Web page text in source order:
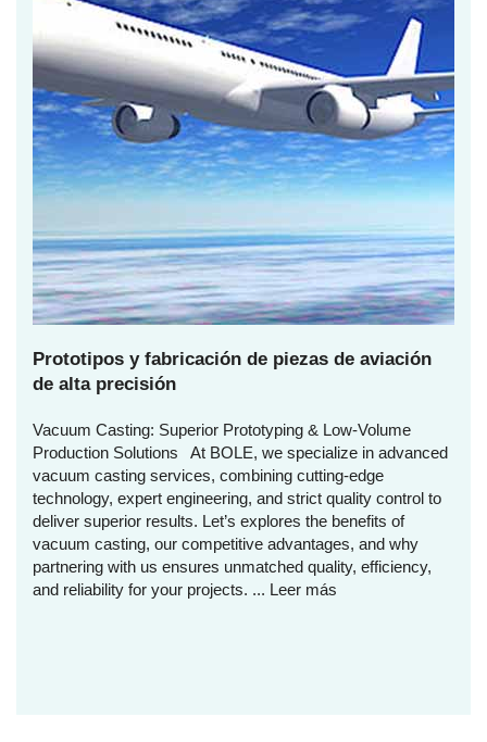
Prototipos y fabricación de piezas de aviación
de alta precisión
Vacuum Casting: Superior Prototyping & Low-Volume
Production Solutions At BOLE, we specialize in advanced
vacuum casting services, combining cutting-edge
technology, expert engineering, and strict quality control to
deliver superior results. Let’s explores the benefits of
vacuum casting, our competitive advantages, and why
partnering with us ensures unmatched quality, efficiency,
and reliability for your projects. ... Leer más